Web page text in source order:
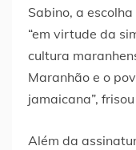
Sabino, a
“em virtude da
cultura
Maranhão e o
jamaicana”,
Além da